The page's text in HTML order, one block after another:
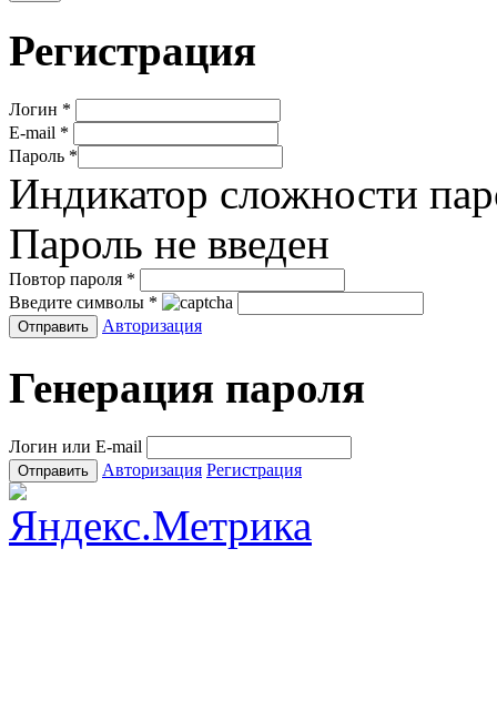
Регистрация
Логин *
E-mail *
Пароль *
Индикатор сложности
Пароль не введен
Повтор пароля *
Введите символы *
Авторизация
Генерация пароля
Логин или E-mail
Авторизация Регистрация